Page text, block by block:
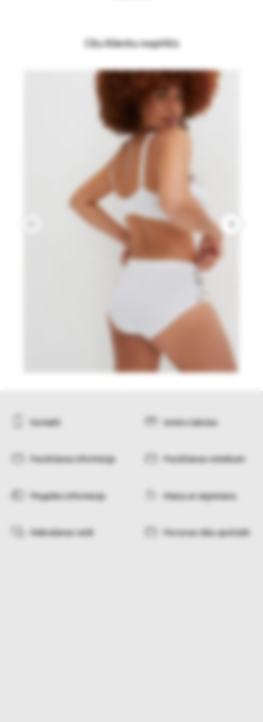
Citu klientu nopirkts
Kontakti Izmēru tabulas
Pasūtīšanas informācija Pasūtīšanas noteikumi
Piegādes informācija Maiņa un atgriešana
Maksāšanas veidi Personas datu apstrāde